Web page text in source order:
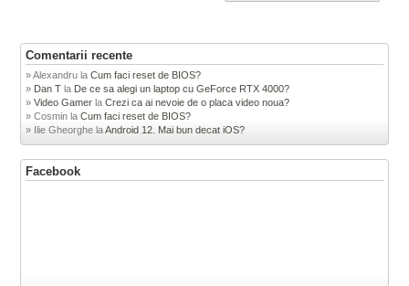
Comentarii recente
Alexandru laCum faci reset de BIOS?
Dan T la De ce sa alegi un laptop cu GeForce RTX 4000?
Video Gamer laCrezi ca ai nevoie de o placa video noua?
Cosmin laCum faci reset de BIOS?
Ilie Gheorghe laAndroid 12. Mai bun decat iOS?
Facebook